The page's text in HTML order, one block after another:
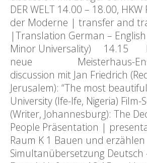
DER WELT 14.00 – 18.00,
der Moderne | transfer and
|Translation German –
Minor Universality) 14.15
neue Meisterhaus-
discussion mit Jan Friedrich
Jerusalem): “The most
University (Ife-Ife, Nigeria)
(Writer, Johannesburg):
People Präsentation |
Raum K 1 Bauen und
Simultanübersetzung